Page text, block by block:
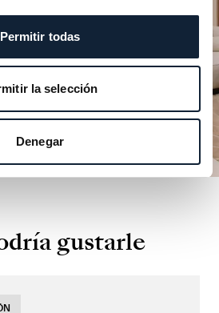
Permitir todas
la selección
Denegar
gustarle